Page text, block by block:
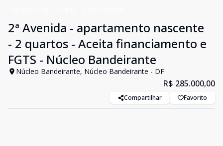
2ª Avenida - apartamento nascente
- 2 quartos - Aceita financiamento e
FGTS - Núcleo Bandeirante
Núcleo Bandeirante, Núcleo Bandeirante - DF
R$ 285.000,00
Compartilhar Favorito